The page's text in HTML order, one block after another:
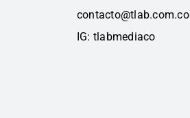
contacto@tlab.com.co
IG: tlabmediaco